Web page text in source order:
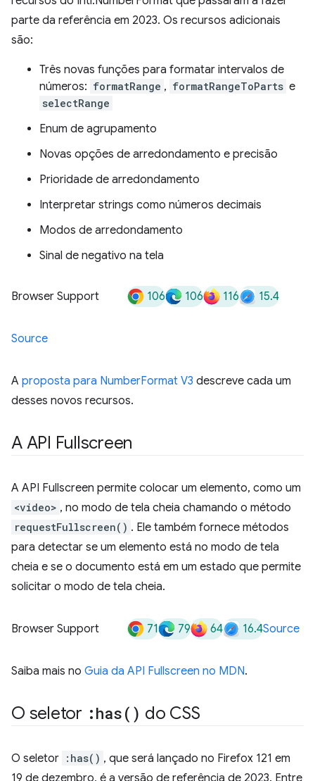
parte da referência em 2023. Os recursos adicionais
são:
Três novas funções para formatar intervalos de
números: formatRange , formatRangeToParts e
selectRange
Enum de agrupamento
Novas opções de arredondamento e precisão
Prioridade de arredondamento
Interpretar strings como números decimais
Modos de arredondamento
Sinal de negativo na tela
Browser Support 106 106 116 15.4
Source
A proposta para NumberFormat V3 descreve cada um
desses novos recursos.
A API Fullscreen
A API Fullscreen permite colocar um elemento, como um
<video> , no modo de tela cheia chamando o método
requestFullscreen() . Ele também fornece métodos
para detectar se um elemento está no modo de tela
cheia e se o documento está em um estado que permite
solicitar o modo de tela cheia.
Browser Support 71 79 64 16.4Source
Saiba mais no Guia da API Fullscreen no MDN.
O seletor :has( ) do CSS
O seletor :has() , que será lançado no Firefox 121 em
19 de dezembro, é a versão de referência de 2023. Entre